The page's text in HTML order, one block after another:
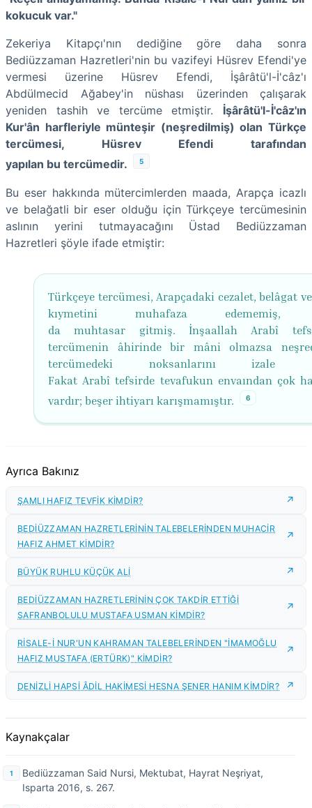
kokucuk var."
Zekeriya Kitapçı'nın dediğine göre daha sonra
Bediüzzaman Hazretleri'nin bu vazifeyi Hüsrev Efendi'ye
vermesi üzerine Hüsrev Efendi, İşârâtü'l-İ'câz'ı
Abdülmecid Ağabey'in nüshası üzerinden çalışarak
yeniden tashih ve tercüme etmiştir. İşârâtü'l-İ'câz'ın
Kur'ân harfleriyle münteşir (neşredilmiş) olan Türkçe
tercümesi, Hüsrev Efendi tarafından
yapılan bu tercümedir.
5
Bu eser hakkında mütercimlerden maada, Arapça icazlı
ve belağatli bir eser olduğu için Türkçeye tercümesinin
aslının yerini tutmayacağını Üstad Bediüzzaman
Hazretleri şöyle ifade etmiştir:
Türkçeye tercümesi, Arapçadaki cezalet, belâgat
kıymetini muhafaza edememiş,
da muhtasar gitmiş. İnşaallah Arabî
tercümenin âhirinde bir mâni olmazsa
tercümedeki noksanlarını izale
Fakat Arabî tefsirde tevafukun envaından çok
vardır; beşer ihtiyarı karışmamıştır.
6
Ayrıca Bakınız
ŞAMLI HAFIZ TEVFİK KİMDİR?
BEDİÜZZAMAN HAZRETLERİNİN TALEBELERİNDEN MUHACİR
HAFIZ AHMET KİMDİR?
BÜYÜK RUHLU KÜÇÜK ALİ
BEDİÜZZAMAN HAZRETLERİNİN ÇOK TAKDİR ETTİĞİ
SAFRANBOLULU MUSTAFA USMAN KİMDİR?
RİSALE-İ NUR'UN KAHRAMAN TALEBELERİNDEN "İMAMOĞLU
HAFIZ MUSTAFA (ERTÜRK)" KİMDİR?
DENİZLİ HAPSİ ÂDİL HAKİMESİ HESNA ŞENER HANIM KİMDİR?
Kaynakçalar
Bediüzzaman Said Nursi, Mektubat, Hayrat Neşriyat,
Isparta 2016, s. 267.